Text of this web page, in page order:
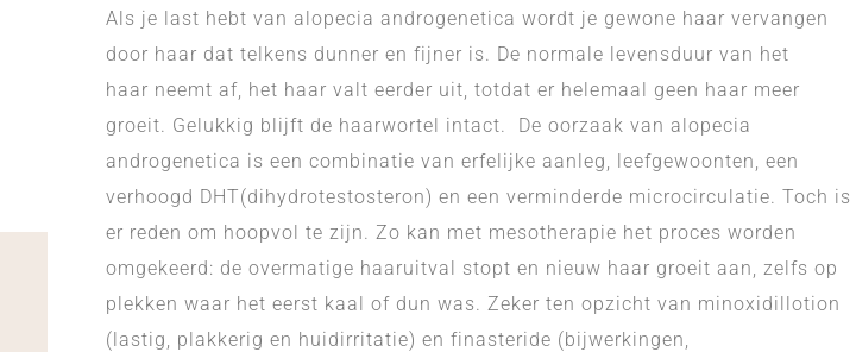
Als je last hebt van alopecia androgenetica wordt je gewone haar vervangen
door haar dat telkens dunner en fijner is. De normale levensduur van het
haar neemt af, het haar valt eerder uit, totdat er helemaal geen haar meer
groeit. Gelukkig blijft de haarwortel intact. De oorzaak van alopecia
androgenetica is een combinatie van erfelijke aanleg, leefgewoonten, een
verhoogd DHT(dihydrotestosteron) en een verminderde microcirculatie. Toch is
er reden om hoopvol te zijn. Zo kan met mesotherapie het proces worden
omgekeerd: de overmatige haaruitval stopt en nieuw haar groeit aan, zelfs op
plekken waar het eerst kaal of dun was. Zeker ten opzicht van minoxidillotion
(lastig, plakkerig en huidirritatie) en finasteride (bijwerkingen,